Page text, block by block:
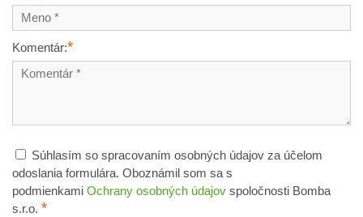
Komentár:*
Súhlasím so spracovaním osobných údajov za účelom
odoslania formulára. Oboznámil som sa s
podmienkami Ochrany osobných údajov spoločnosti Bomba
s.r.o. *